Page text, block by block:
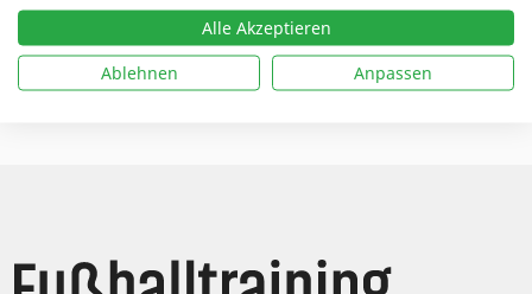
markierte Felder sind Pflichtfelder
Ich möchte mich einloggen
Alle Akzeptieren
Ablehnen
Anpassen